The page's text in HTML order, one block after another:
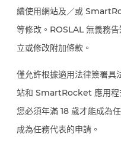
續使用網站及／或
等修改。ROSLAL 無義務
立或修改附加條款。
僅允許根據適用法律簽署具
站和 SmartRocket 應用程
您必須年滿 18 歲才能成為
成為任務代表的申請。